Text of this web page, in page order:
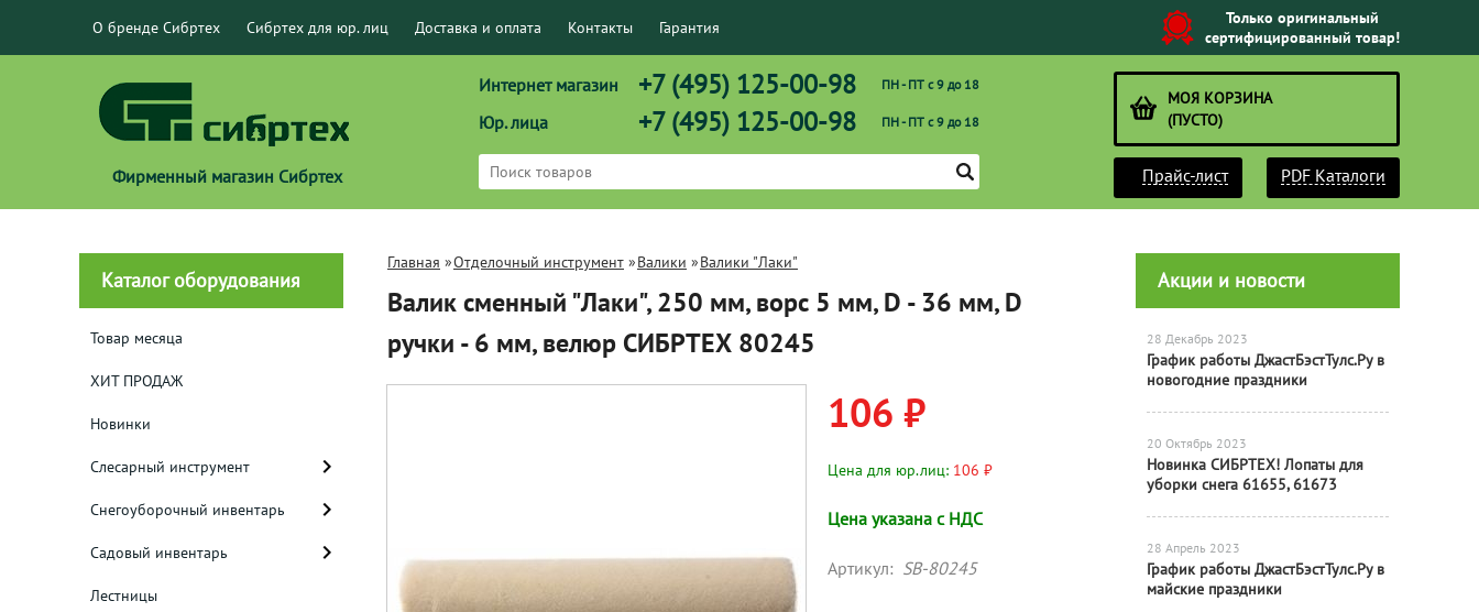
О бренде Сибртех Сибртех для юр. лиц Доставка и оплата Контакты Гарантия
Только оригинальный
сертифицированный товар!
Фирменный магазин Сибртех
Интернет магазин +7 (495) 125-00-98 ПН - ПТ с 9 до 18
Юр. лица +7 (495) 125-00-98 ПН - ПТ с 9 до 18
МОЯ КОРЗИНА
(ПУСТО)
Прайс-лист PDF Каталоги
Каталог оборудования
Товар месяца
ХИТ ПРОДАЖ
Новинки
Слесарный инструмент
Снегоуборочный инвентарь
Садовый инвентарь
Лестницы
Главная »Отделочный инструмент »Валики »Валики "Лаки"
Валик сменный "Лаки", 250 мм, ворс 5 мм, D - 36 мм, D
ручки - 6 мм, велюр СИБРТЕХ 80245
106 ₽
Цена для юр.лиц: 106 ₽
Цена указана с НДС
Артикул: SB-80245
Акции и новости
28 Декабрь 2023
График работы ДжастБэстТулс.Ру в
новогодние праздники
20 Октябрь 2023
Новинка СИБРТЕХ! Лопаты для
уборки снега 61655, 61673
28 Апрель 2023
График работы ДжастБэстТулс.Ру в
майские праздники